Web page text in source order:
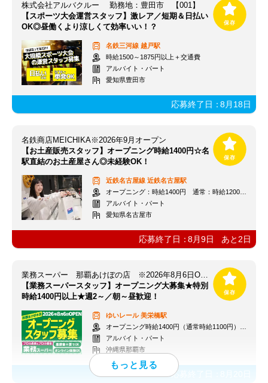
株式会社アルバクルー 勤務地：豊田市 【001】
【スポーツ大会運営スタッフ】激レア／短期＆日払い
OK◎昼働くより涼しくて効率いい！？
名鉄三河線 越戸駅
時給1500～1875円以上＋交通費
アルバイト・パート
愛知県豊田市
応募終了日：8月18日
名鉄商店MEICHIKA※2026年9月オープン
【お土産販売スタッフ】オープニング時給1400円☆名
駅直結のお土産屋さん◎未経験OK！
近鉄名古屋線 近鉄名古屋駅
オープニング：時給1400円 通常：時給1200円～＋交通費全額支給
アルバイト・パート
愛知県名古屋市
応募終了日：8月9日 あと 2日
業務スーパー 那覇あけぼの店 ※2026年8月6日OPEN
【業務スーパースタッフ】オープニング大募集★特別
時給1400円以上★週2～／朝～昼歓迎！
ゆいレール美栄橋駅
オープニング時給1400円（通常時給1100円）※各種手当あり
アルバイト・パート
沖縄県那覇市
応募終了日：